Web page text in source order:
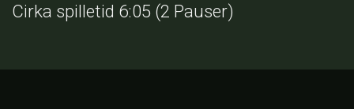
Cirka spilletid 6:05 (2 Pauser)